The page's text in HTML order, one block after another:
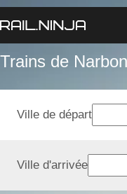
Trains de
Ville de départ
Ville d'arrivée